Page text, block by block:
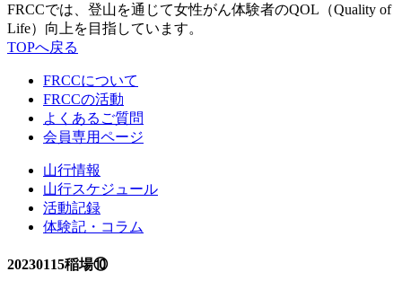
FRCCでは、登山を通じて女性がん体験者のQOL（Quality of
Life）向上を目指しています。
TOPへ戻る
FRCCについて
FRCCの活動
よくあるご質問
会員専用ページ
山行情報
山行スケジュール
活動記録
体験記・コラム
20230115稲場⑩